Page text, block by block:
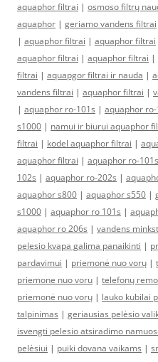
aquaphor filtrai | osmoso filtrų
aquaphor | geriamo vandens filtrai
| aquaphor filtrai | aquaphor filtrai
aquaphor filtrai | aquaphor filtrai |
filtrai | aquapgor filtrai ir nauda |
vandens filtrai | aquaphor filtrai |
| aquaphor ro-101s | aquaphor ro-
s1000 | namui ir biurui aquaphor
filtrai | kodel aquaphor filtrai |
aquaphor filtrai | aquaphor ro-101s
102s | aquaphor ro-202s |
aquaphor s800 | aquaphor s550 |
s1000 | aquaphor ro 101s |
aquaphor ro 206s | vandens
pelesio kvapa galima panaikinti |
pardavimui | priemonė nuo vorų |
priemone nuo voru | telefonų
priemonė nuo vorų | lauko kubilai
talpinimas | geriausias pelėsio
isvengti pelesio atsiradimo
pelėsiui | puiki dovana vaikams |